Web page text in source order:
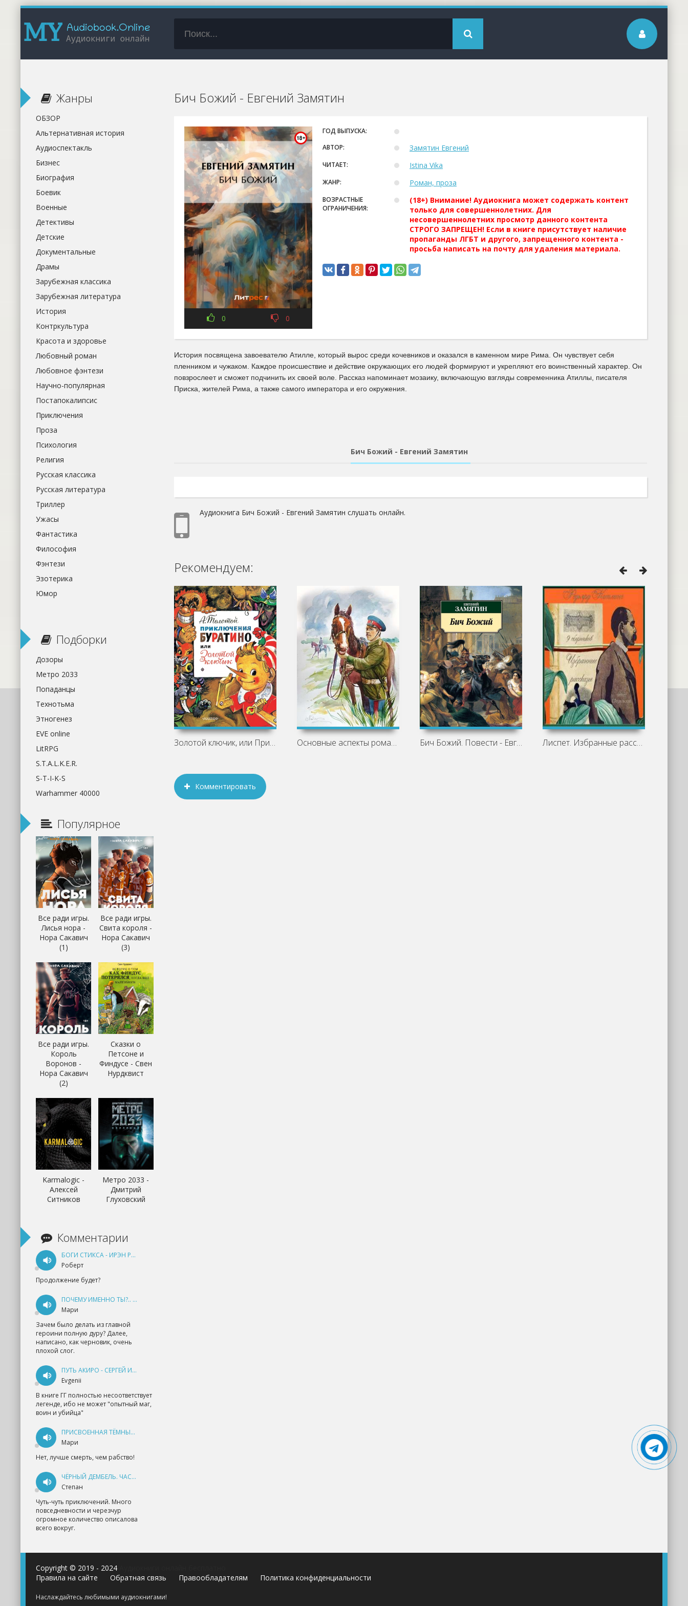
Бич Божий - Евгений Замятин
0 0
ГОД ВЫПУСКА:
АВТОР:
Замятин Евгений
ЧИТАЕТ: Istina Vika
ЖАНР: Роман, проза
ВОЗРАСТНЫЕ
ОГРАНИЧЕНИЯ:
(18+) Внимание! Аудиокнига может содержать контент
только для совершеннолетних. Для
несовершеннолетних просмотр данного контента
СТРОГО ЗАПРЕЩЕН! Если в книге присутствует наличие
пропаганды ЛГБТ и другого, запрещенного контента -
просьба написать на почту для удаления материала.
История посвящена завоевателю Атилле, который вырос среди кочевников и оказался в каменном мире Рима. Он чувствует себя
пленником и чужаком. Каждое происшествие и действие окружающих его людей формируют и укрепляют его воинственный характер. Он
повзрослеет и сможет подчинить их своей воле. Рассказ напоминает мозаику, включающую взгляды современника Атиллы, писателя
Приска, жителей Рима, а также самого императора и его окружения.
Бич Божий - Евгений Замятин
Аудиокнига Бич Божий - Евгений Замятин слушать онлайн.
Рекомендуем:
Золотой ключик, или Приключения Основные аспекты романа «Казачий крест» Бич Божий. Повести - Евгений Замятин » Лиспет. Избранные рассказы из 9
Комментировать
Жанры
ОБЗОР
Альтернативная история
Аудиоспектакль
Бизнес
Биография
Боевик
Военные
Детективы
Детские
Документальные
Драмы
Зарубежная классика
Зарубежная литература
История
Контркультура
Красота и здоровье
Любовный роман
Любовное фэнтези
Научно-популярная
Постапокалипсис
Приключения
Проза
Психология
Религия
Русская классика
Русская литература
Триллер
Ужасы
Фантастика
Философия
Фэнтези
Эзотерика
Юмор
Подборки
Дозоры
Метро 2033
Попаданцы
Технотьма
Этногенез
EVE online
LitRPG
S.T.A.L.K.E.R.
S-T-I-K-S
Warhammer 40000
Популярное
Все ради игры.
Лисья нора -
Нора Сакавич
(1)
Все ради игры.
Свита короля -
Нора Сакавич
(3)
Все ради игры.
Король
Воронов -
Нора Сакавич
(2)
Сказки о
Петсоне и
Финдусе - Свен
Нурдквист
Karmalogic -
Алексей
Ситников
Метро 2033 -
Дмитрий
Глуховский
Комментарии
БОГИ СТИКСА - ИРЭН РУДКЕВИЧ
Роберт
Продолжение будет?
ПОЧЕМУ ИМЕННО ТЫ?.. КНИГА 1 - ЕКАТЕРИНА ЮДИНА
Мари
Зачем было делать из главной
героини полную дуру? Далее,
написано, как черновик, очень
плохой слог.
ПУТЬ АКИРО - СЕРГЕЙ ИЗМАЙЛОВ
Evgenii
В книге ГГ полностью несоответствует
легенде, ибо не может "опытный маг,
воин и убийца"
ПРИСВОЕННАЯ ТЁМНЫМ. ПРОКЛЯТАЯ ЛЮБОВЬ - АННА ГЕРР
Мари
Нет, лучше смерть, чем рабство!
ЧЁРНЫЙ ДЕМБЕЛЬ. ЧАСТЬ 1 - АНДРЕЙ ФЕДИН
Степан
Чуть-чуть приключений. Много
повседневности и черезчур
огромное количество описалова
всего вокруг.
Copyright © 2019 - 2024
Правила на сайте
Обратная связь Правообладателям Политика конфиденциальности
Наслаждайтесь любимыми аудиокнигами!